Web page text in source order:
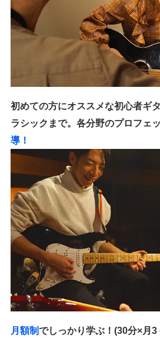
初めての方にオススメな初心者ギ
ラシックまで。各分野のプロフェ
導！
月額制でしっかり学ぶ！(30分×月